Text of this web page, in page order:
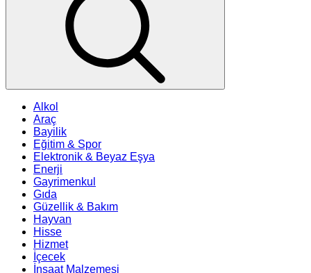
Alkol
Araç
Bayilik
Eğitim & Spor
Elektronik & Beyaz Eşya
Enerji
Gayrimenkul
Gıda
Güzellik & Bakım
Hayvan
Hisse
Hizmet
İçecek
İnşaat Malzemesi